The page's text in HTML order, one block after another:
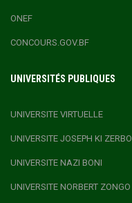
ONEF
CONCOURS.GOV.BF
UNIVERSITÉS PUBLIQUES
UNIVERSITE VIRTUELLE
UNIVERSITE JOSEPH KI ZERBO
UNIVERSITE NAZI BONI
UNIVERSITE NORBERT ZONGO